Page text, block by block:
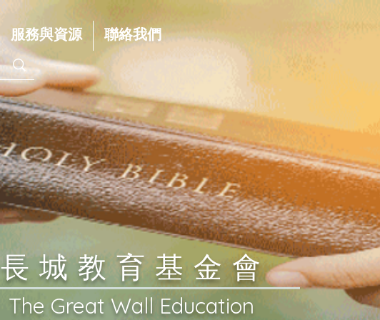
服務與資源 聯絡我們
​長城教育基金會
​The Great Wall Education